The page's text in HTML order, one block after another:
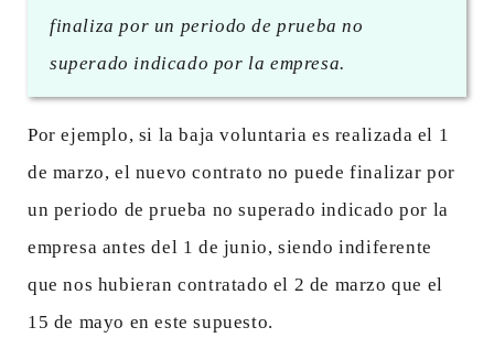
finaliza por un periodo de prueba no
superado indicado por la empresa.
Por ejemplo, si la baja voluntaria es realizada el 1
de marzo, el nuevo contrato no puede finalizar por
un periodo de prueba no superado indicado por la
empresa antes del 1 de junio, siendo indiferente
que nos hubieran contratado el 2 de marzo que el
15 de mayo en este supuesto.